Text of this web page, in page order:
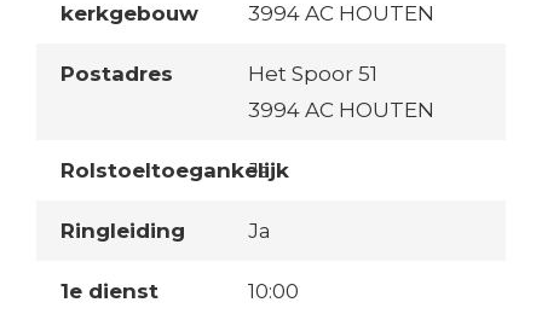
kerkgebouw
3994 AC HOUTEN
Postadres
Het Spoor 51
3994 AC HOUTEN
Rolstoeltoegankelijk
Ja
Ringleiding Ja
1e dienst 10:00